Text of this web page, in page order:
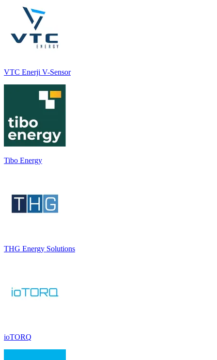
VTC Enerji V-Sensor
Tibo Energy
THG Energy Solutions
ioTORQ